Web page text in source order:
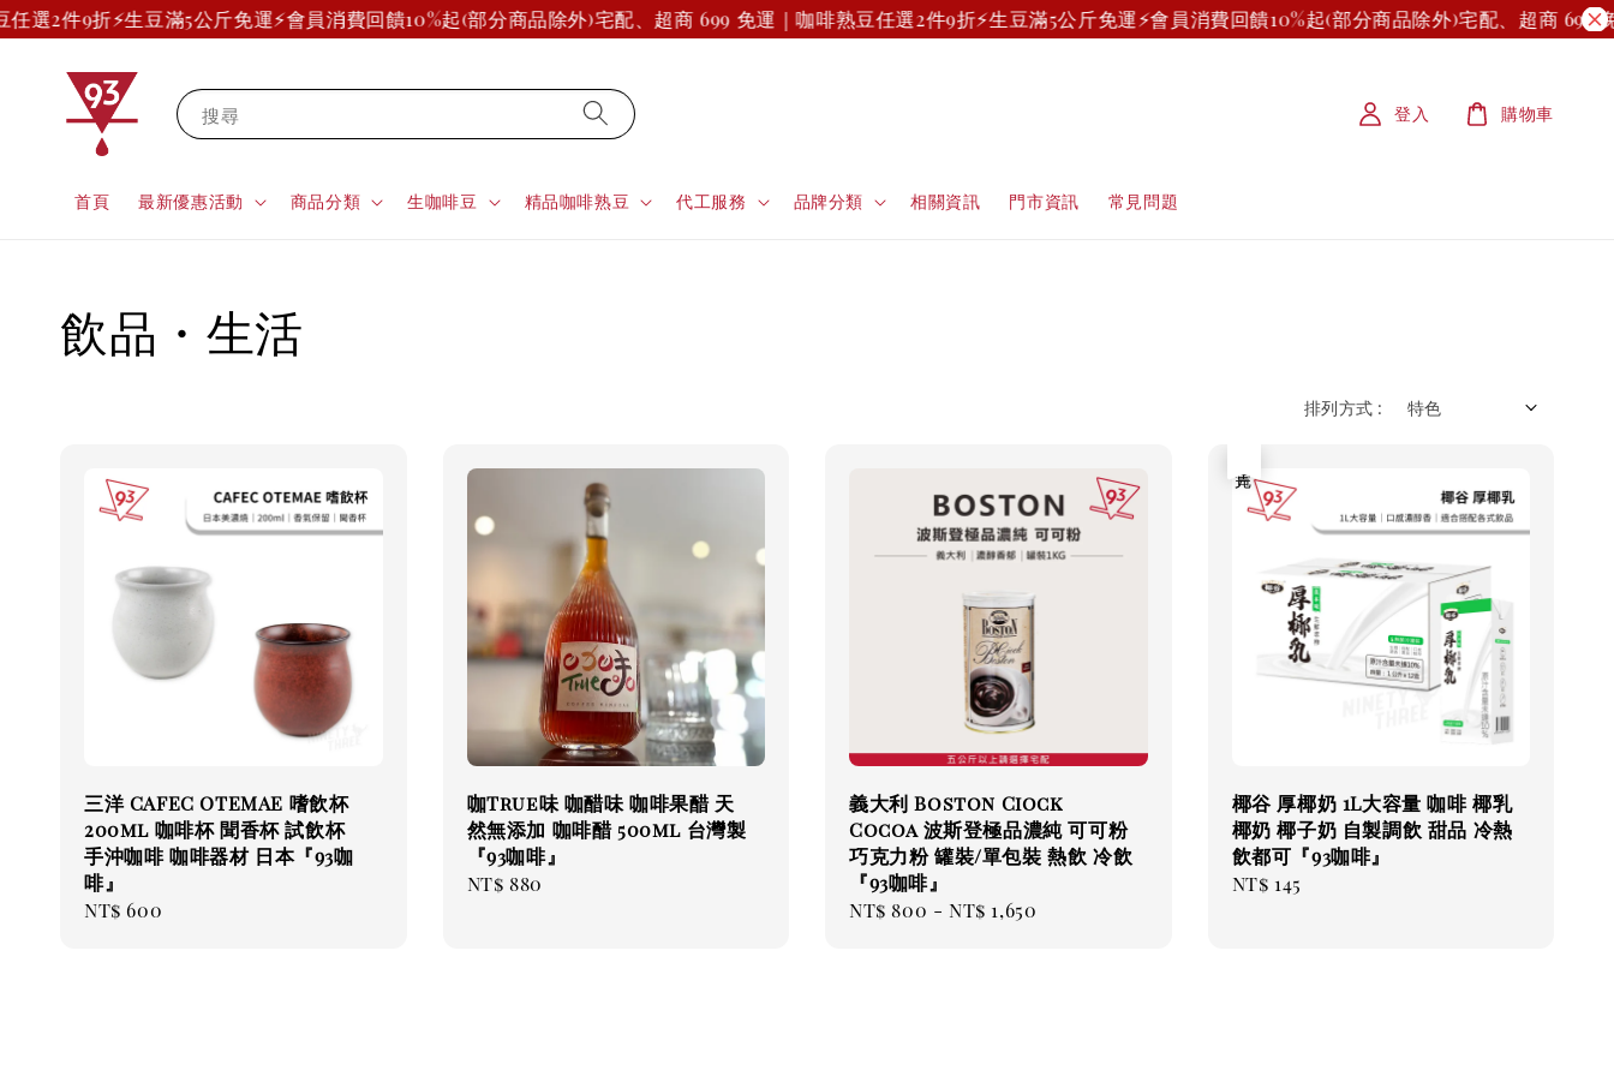
選2件9折⚡生豆滿5公斤免運⚡會員消費回饋10%起(部分商品除外)宅配、超商 699 免運｜咖啡熟豆任選2件9折⚡生豆滿5公斤免運⚡會員消費回饋10%起(部分商品除外)宅配、超商 699
搜尋
首頁 最新優惠活動 商品分類 生咖啡豆 精品咖啡熟豆 代工服務 品牌分類 相關資訊 門市資訊 常見問題
登入 購物車
飲品・生活
排列方式 :
三洋 CAFEC OTEMAE 嗜飲杯
200ml 咖啡杯 聞香杯 試飲杯
手沖咖啡 咖啡器材 日本『93咖
啡』
Regular
NT$ 600
咖True味 咖醋味 咖啡果醋 天
然無添加 咖啡醋 500ml 台灣製
『93咖啡』
Regular
NT$ 880
義大利 Boston Ciock
Cocoa 波斯登極品濃純 可可粉
巧克力粉 罐裝/單包裝 熱飲 冷飲
『93咖啡』
Regular
NT$ 800 -NT$ 1,650
椰谷 厚椰奶 1L大容量 咖啡 椰乳
椰奶 椰子奶 自製調飲 甜品 冷熱
飲都可『93咖啡』
Regular
NT$ 145